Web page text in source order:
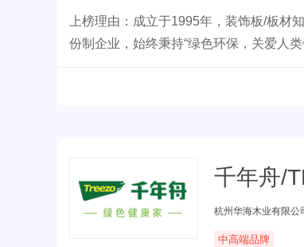
上榜理由：成立于1995年，装饰板/板材
份制企业，始终秉持“绿色环保，关爱人
千年舟/
杭州华海木业有限公
中高端品牌